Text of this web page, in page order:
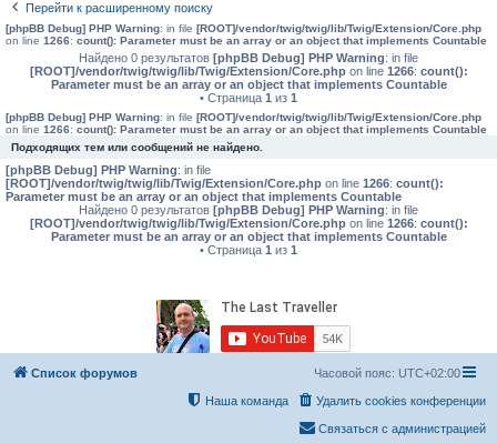
к
Перейти к расширенному поиску
[phpBB Debug] PHP Warning: in file [ROOT]/vendor/twig/twig/lib/Twig/Extension/Core.php
on line 1266: count(): Parameter must be an array or an object that implements Countable
Найдено 0 результатов [phpBB Debug] PHP Warning: in file
[ROOT]/vendor/twig/twig/lib/Twig/Extension/Core.phpon line 1266: count():
Parameter must be an array or an object that implements Countable
• Страница 1 из 1
[phpBB Debug] PHP Warning: in file [ROOT]/vendor/twig/twig/lib/Twig/Extension/Core.php
on line 1266: count(): Parameter must be an array or an object that implements Countable
Подходящих тем или сообщений не найдено.
[phpBB Debug] PHP Warning: in file
[ROOT]/vendor/twig/twig/lib/Twig/Extension/Core.php on line 1266: count():
Parameter must be an array or an object that implements Countable
Найдено 0 результатов [phpBB Debug] PHP Warning: in file
[ROOT]/vendor/twig/twig/lib/Twig/Extension/Core.phpon line 1266: count():
Parameter must be an array or an object that implements Countable
• Страница 1 из 1
Список форумов Часовой пояс: UTC+02:00
Удалить cookies конференции
Наша команда
Связаться с администрацией